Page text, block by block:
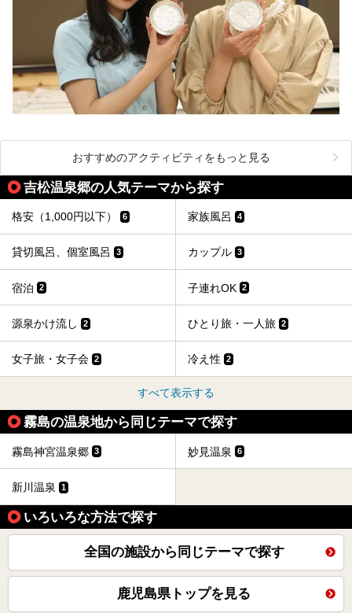
おすすめのアクティビティをもっと見る
吉松温泉郷の人気テーマから探す
格安（1,000円以下） 6 家族風呂 4
貸切風呂、個室風呂 3 カップル 3
宿泊 2 子連れOK 2
源泉かけ流し 2 ひとり旅・一人旅 2
女子旅・女子会 2 冷え性 2
すべて表示する
霧島の温泉地から同じテーマで探す
霧島神宮温泉郷 3 妙見温泉 6
新川温泉 1
いろいろな方法で探す
全国の施設から同じテーマで探す
鹿児島県トップを見る